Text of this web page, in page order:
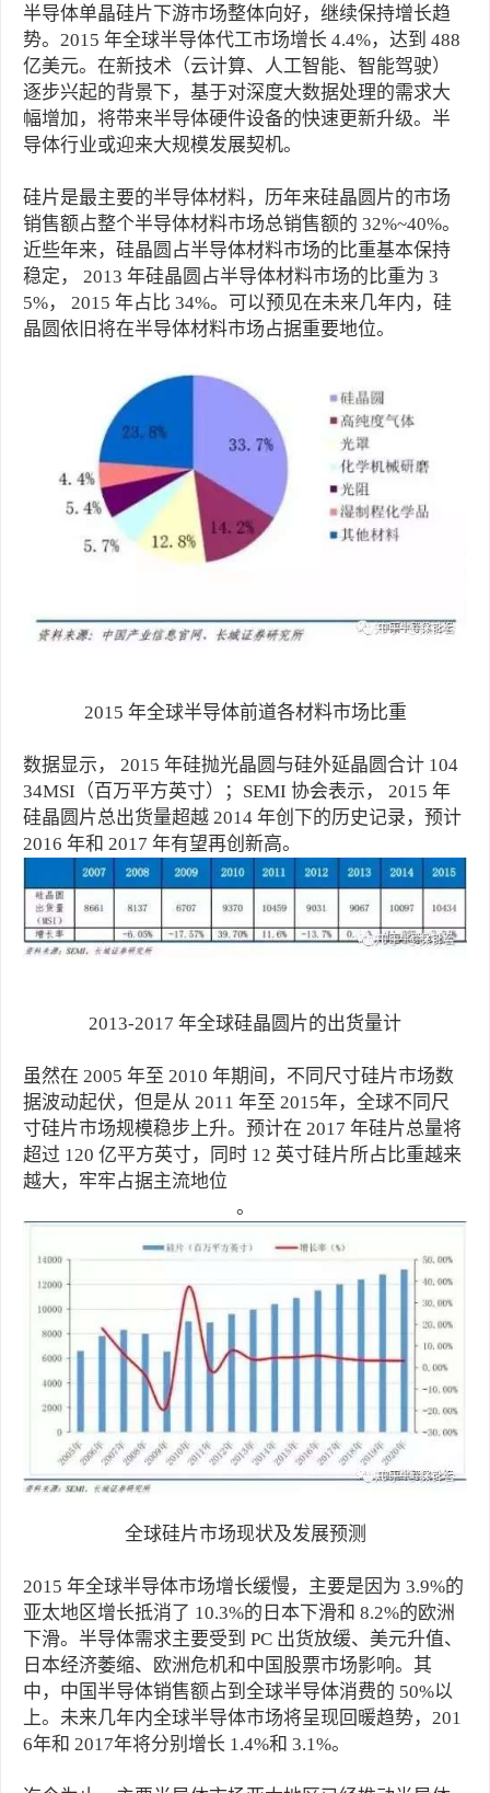
半导体单晶硅片下游市场整体向好，继续保持增长趋
势。2015 年全球半导体代工市场增长 4.4%，达到 488
亿美元。在新技术（云计算、人工智能、智能驾驶）
逐步兴起的背景下，基于对深度大数据处理的需求大
幅增加，将带来半导体硬件设备的快速更新升级。半
导体行业或迎来大规模发展契机。
硅片是最主要的半导体材料，历年来硅晶圆片的市场
销售额占整个半导体材料市场总销售额的 32%~40%。
近些年来，硅晶圆占半导体材料市场的比重基本保持
稳定， 2013 年硅晶圆占半导体材料市场的比重为 3
5%， 2015 年占比 34%。可以预见在未来几年内，硅
晶圆依旧将在半导体材料市场占据重要地位。
2015 年全球半导体前道各材料市场比重
数据显示， 2015 年硅抛光晶圆与硅外延晶圆合计 104
34MSI（百万平方英寸）；SEMI 协会表示， 2015 年
硅晶圆片总出货量超越 2014 年创下的历史记录，预计
2016 年和 2017 年有望再创新高。
2013-2017 年全球硅晶圆片的出货量计
虽然在 2005 年至 2010 年期间，不同尺寸硅片市场数
据波动起伏，但是从 2011 年至 2015年，全球不同尺
寸硅片市场规模稳步上升。预计在 2017 年硅片总量将
超过 120 亿平方英寸，同时 12 英寸硅片所占比重越来
越大，牢牢占据主流地位
。
全球硅片市场现状及发展预测
2015 年全球半导体市场增长缓慢，主要是因为 3.9%的
亚太地区增长抵消了 10.3%的日本下滑和 8.2%的欧洲
下滑。半导体需求主要受到 PC 出货放缓、美元升值、
日本经济萎缩、欧洲危机和中国股票市场影响。其
中，中国半导体销售额占到全球半导体消费的 50%以
上。未来几年内全球半导体市场将呈现回暖趋势，201
6年和 2017年将分别增长 1.4%和 3.1%。